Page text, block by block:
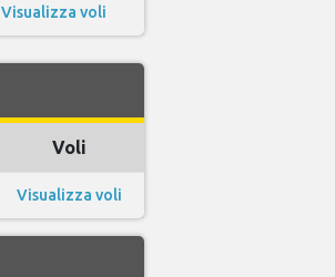
Visualizza voli
Voli
Visualizza voli